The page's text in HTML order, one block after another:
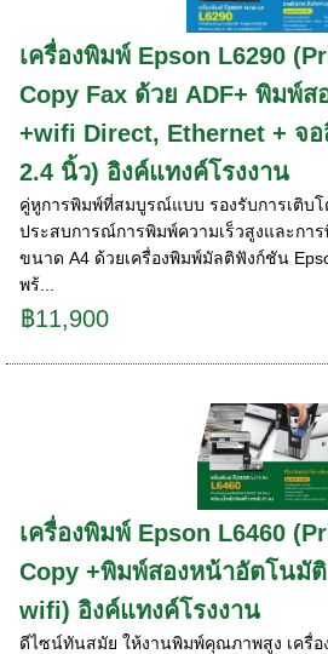
เครื่องพิมพ์ Epson L6290
Copy Fax ด้วย ADF+ พิมพ์
+wifi Direct, Ethernet + จ
2.4 นิ้ว) อิงค์แทงค์โรงงาน
คู่หูการพิมพ์ที่สมบูรณ์แบบ รองรับการเติบ
ประสบการณ์การพิมพ์ความเร็วสูงและกา
ขนาด A4 ด้วยเครื่องพิมพ์มัลติฟังก์ชัน
พร้...
฿11,900
เครื่องพิมพ์ Epson L6460
Copy +พิมพ์สองหน้าอัตโนมั
wifi) อิงค์แทงค์โรงงาน
ดีไซน์ทันสมัย ให้งานพิมพ์คุณภาพสูง เครื่อ